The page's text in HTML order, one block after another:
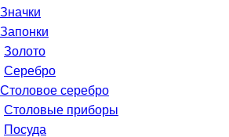
Значки
Запонки
Золото
Серебро
Столовое серебро
Столовые приборы
Посуда